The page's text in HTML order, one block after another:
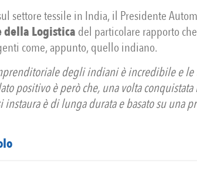
settore tessile in India, il Presidente
della Logistica del particolare rapporto
come, appunto, quello indiano.
degli indiani è incredibile e
positivo è però che, una volta
instaura è di lunga durata e basato su una